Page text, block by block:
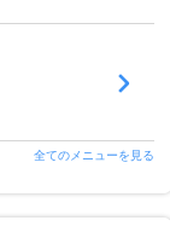
全てのメニューを見る